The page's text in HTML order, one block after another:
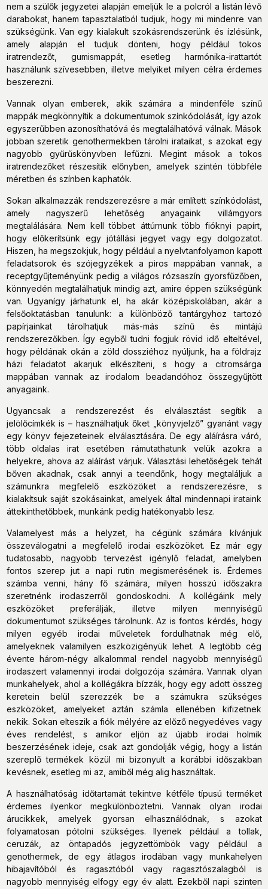
nem a szülők jegyzetei alapján emeljük le a polcról a listán lévő
darabokat, hanem tapasztalatból tudjuk, hogy mi mindenre van
szükségünk. Van egy kialakult szokásrendszerünk és ízlésünk,
amely alapján el tudjuk dönteni, hogy például tokos
iratrendezőt, gumismappát, esetleg harmónika-irattartót
használunk szívesebben, illetve melyiket milyen célra érdemes
beszerezni.
Vannak olyan emberek, akik számára a mindenféle színű
mappák megkönnyítik a dokumentumok színkódolását, így azok
egyszerűbben azonosíthatóvá és megtalálhatóvá válnak. Mások
jobban szeretik genothermekben tárolni irataikat, s azokat egy
nagyobb gyűrűskönyvben lefűzni. Megint mások a tokos
iratrendezőket részesítik előnyben, amelyek szintén többféle
méretben és színben kaphatók.
Sokan alkalmazzák rendszerezésre a már említett színkódolást,
amely nagyszerű lehetőség anyagaink villámgyors
megtalálására. Nem kell többet áttúrnunk több fióknyi papírt,
hogy előkerítsünk egy jótállási jegyet vagy egy dolgozatot.
Hiszen, ha megszokjuk, hogy például a nyelvtanfolyamon kapott
feladatsorok és szójegyzékek a piros mappában vannak, a
receptgyűjteményünk pedig a világos rózsaszín gyorsfűzőben,
könnyedén megtalálhatjuk mindig azt, amire éppen szükségünk
van. Ugyanígy járhatunk el, ha akár középiskolában, akár a
felsőoktatásban tanulunk: a különböző tantárgyhoz tartozó
papírjainkat tárolhatjuk más-más színű és mintájú
rendszerezőkben. Így egyből tudni fogjuk rövid idő elteltével,
hogy példának okán a zöld dossziéhoz nyúljunk, ha a földrajz
házi feladatot akarjuk elkészíteni, s hogy a citromsárga
mappában vannak az irodalom beadandóhoz összegyűjtött
anyagaink.
Ugyancsak a rendszerezést és elválasztást segítik a
jelölőcímkék is – használhatjuk őket „könyvjelző” gyanánt vagy
egy könyv fejezeteinek elválasztására. De egy aláírásra váró,
több oldalas irat esetében rámutathatunk velük azokra a
helyekre, ahova az aláírást várjuk. Választási lehetőségek tehát
bőven akadnak, csak annyi a teendőnk, hogy megtaláljuk a
számunkra megfelelő eszközöket a rendszerezésre, s
kialakítsuk saját szokásainkat, amelyek által mindennapi irataink
áttekinthetőbbek, munkánk pedig hatékonyabb lesz.
Valamelyest más a helyzet, ha cégünk számára kívánjuk
összeválogatni a megfelelő irodai eszközöket. Ez már egy
tudatosabb, nagyobb tervezést igénylő feladat, amelyben
fontos szerep jut a napi rutin megismerésének is. Érdemes
számba venni, hány fő számára, milyen hosszú időszakra
szeretnénk irodaszerről gondoskodni. A kollégáink mely
eszközöket preferálják, illetve milyen mennyiségű
dokumentumot szükséges tárolnunk. Az is fontos kérdés, hogy
milyen egyéb irodai műveletek fordulhatnak még elő,
amelyeknek valamilyen eszközigényük lehet. A legtöbb cég
évente három-négy alkalommal rendel nagyobb mennyiségű
irodaszert valamennyi irodai dolgozója számára. Vannak olyan
munkahelyek, ahol a kollégákra bízzák, hogy egy adott összeg
keretein belül szerezzék be a számukra szükséges
eszközöket, amelyeket aztán számla ellenében kifizetnek
nekik. Sokan elteszik a fiók mélyére az előző negyedéves vagy
éves rendelést, s amikor eljön az újabb irodai holmik
beszerzésének ideje, csak azt gondolják végig, hogy a listán
szereplő termékek közül mi bizonyult a korábbi időszakban
kevésnek, esetleg mi az, amiből még alig használtak.
A használhatóság időtartamát tekintve kétféle típusú terméket
érdemes ilyenkor megkülönböztetni. Vannak olyan irodai
árucikkek, amelyek gyorsan elhasználódnak, s azokat
folyamatosan pótolni szükséges. Ilyenek például a tollak,
ceruzák, az öntapadós jegyzettömbök vagy például a
genothermek, de egy átlagos irodában vagy munkahelyen
hibajavítóból és ragasztóból vagy ragasztószalagból is
nagyobb mennyiség elfogy egy év alatt. Ezekből napi szinten